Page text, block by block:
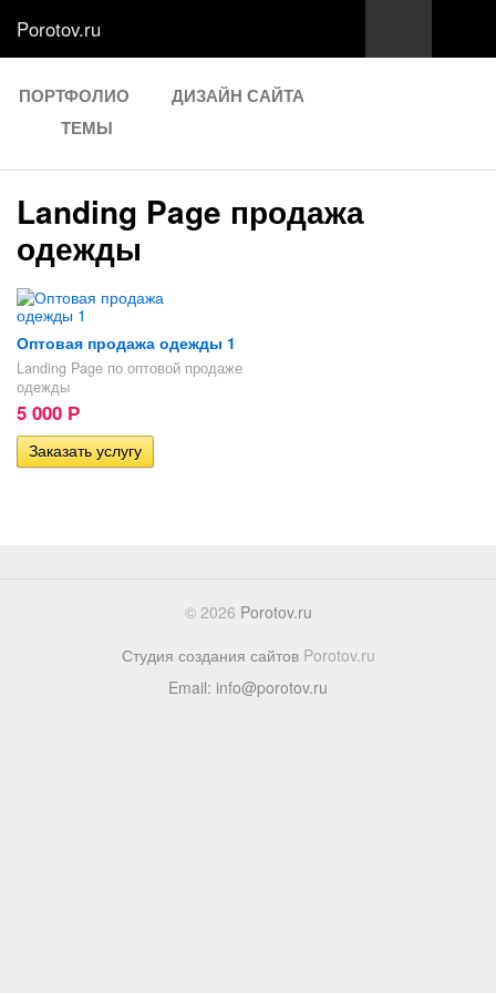
Porotov.ru
ПОРТФОЛИО
ДИЗАЙН САЙТА
ТЕМЫ
Landing Page продажа
одежды
Оптовая продажа одежды 1
Landing Page по оптовой продаже
одежды
5 000 Р
© 2026 Porotov.ru
Студия создания сайтов Porotov.ru
Email: info@porotov.ru